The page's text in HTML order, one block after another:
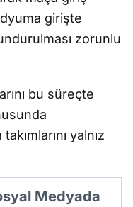
girişte
zorunlu
bu süreçte
yalnız
Medyada